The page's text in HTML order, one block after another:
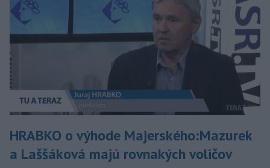
HRABKO o výhode Majerského:Mazurek
a Laššáková majú rovnakých voličov